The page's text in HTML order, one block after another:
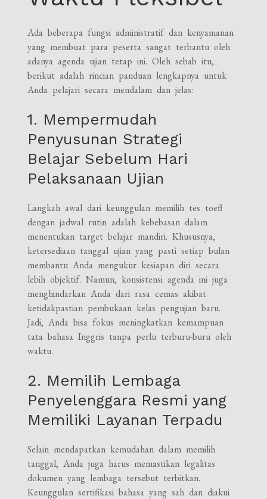
Ada beberapa fungsi administratif dan kenyamanan
yang membuat para peserta sangat terbantu oleh
adanya agenda ujian tetap ini. Oleh sebab itu,
berikut adalah rincian panduan lengkapnya untuk
Anda pelajari secara mendalam dan jelas:
1. Mempermudah
Penyusunan Strategi
Belajar Sebelum Hari
Pelaksanaan Ujian
Langkah awal dari keunggulan memilih tes toefl
dengan jadwal rutin adalah kebebasan dalam
menentukan target belajar mandiri. Khususnya,
ketersediaan tanggal ujian yang pasti setiap bulan
membantu Anda mengukur kesiapan diri secara
lebih objektif. Namun, konsistensi agenda ini juga
menghindarkan Anda dari rasa cemas akibat
ketidakpastian pembukaan kelas pengujian baru.
Jadi, Anda bisa fokus meningkatkan kemampuan
tata bahasa Inggris tanpa perlu terburu-buru oleh
waktu.
2. Memilih Lembaga
Penyelenggara Resmi yang
Memiliki Layanan Terpadu
Selain mendapatkan kemudahan dalam memilih
tanggal, Anda juga harus memastikan legalitas
dokumen yang lembaga tersebut terbitkan.
Keunggulan sertifikasi bahasa yang sah dan diakui